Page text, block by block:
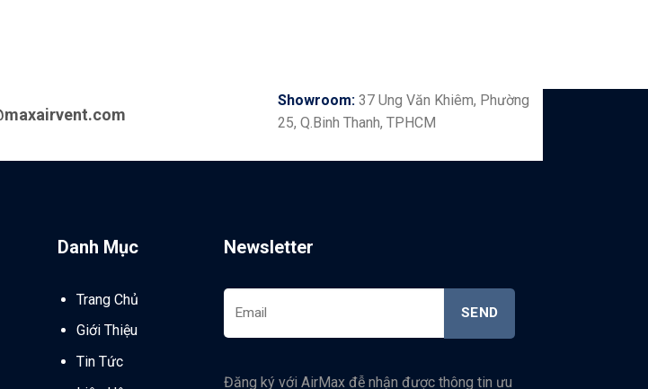
Showroom: 37 Ung Văn Khiêm, Phường
25, Q.Binh Thanh, TPHCM
Danh Mục
Trang Chủ
Giới Thiệu
Tin Tức
Newsletter
Đăng ký với AirMax đễ nhận được thông tin ưu